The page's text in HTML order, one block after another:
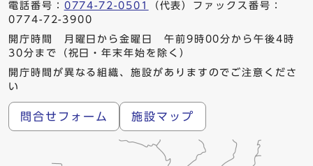
電話番号： 0774-72-0501
（代表）ファックス番号：
0774-72-3900
開庁時間 月曜日から金曜日 午前9時00分から午後4時
30分まで（祝日・年末年始を除く）
開庁時間が異なる組織、施設がありますのでご注意くださ
い
問合せフォーム 施設マップ